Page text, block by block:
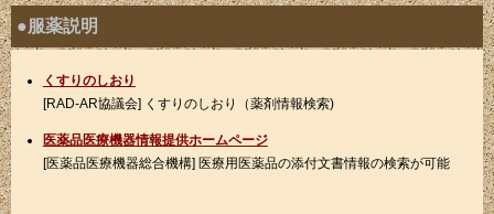
●服薬説明
くすりのしおり
[RAD-AR協議会] くすりのしおり（薬剤情報検索)
医薬品医療機器情報提供ホームページ
[医薬品医療機器総合機構] 医療用医薬品の添付文書情報の検索が可能